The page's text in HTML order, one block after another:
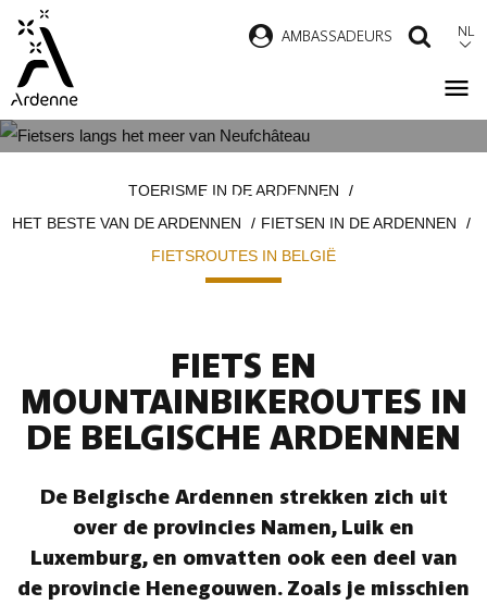
Overslaan
naar
inhoud
AMBASSADEURS NL
ARDENNEN
TOERISME IN DE ARDENNEN
HET BESTE VAN DE ARDENNEN
FIETSEN IN DE ARDENNEN
FIETSROUTES IN BELGIË
FIETS EN
MOUNTAINBIKEROUTES IN
DE BELGISCHE ARDENNEN
De Belgische Ardennen strekken zich uit
over de provincies Namen, Luik en
Luxemburg, en omvatten ook een deel van
de provincie Henegouwen. Zoals je misschien